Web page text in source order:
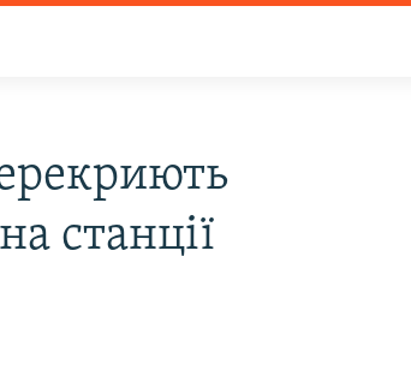
станції